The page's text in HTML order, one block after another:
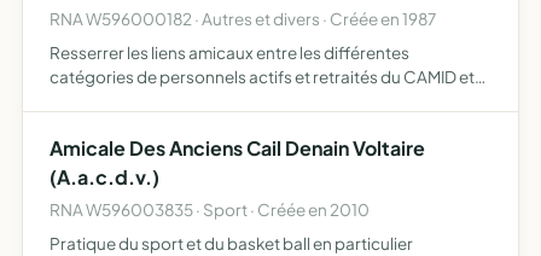
RNA W596000182 · Autres et divers · Créée en 1987
Resserrer les liens amicaux entre les différentes
catégories de personnels actifs et retraités du CAMID et
Amicale Des Anciens Cail Denain Voltaire
(A.a.c.d.v.)
RNA W596003835 · Sport · Créée en 2010
Pratique du sport et du basket ball en particulier